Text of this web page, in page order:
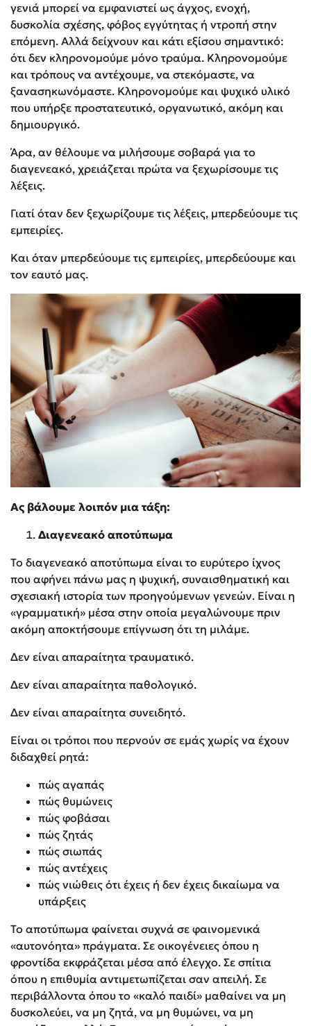
γενιά μπορεί να εμφανιστεί ως άγχος, ενοχή,
δυσκολία σχέσης, φόβος εγγύτητας ή ντροπή στην
επόμενη. Αλλά δείχνουν και κάτι εξίσου σημαντικό:
ότι δεν κληρονομούμε μόνο τραύμα. Κληρονομούμε
και τρόπους να αντέχουμε, να στεκόμαστε, να
ξανασηκωνόμαστε. Κληρονομούμε και ψυχικό υλικό
που υπήρξε προστατευτικό, οργανωτικό, ακόμη και
δημιουργικό.
Άρα, αν θέλουμε να μιλήσουμε σοβαρά για το
διαγενεακό, χρειάζεται πρώτα να ξεχωρίσουμε τις
λέξεις.
Γιατί όταν δεν ξεχωρίζουμε τις λέξεις, μπερδεύουμε τις
εμπειρίες.
Και όταν μπερδεύουμε τις εμπειρίες, μπερδεύουμε και
τον εαυτό μας.
Ας βάλουμε λοιπόν μια τάξη:
Διαγενεακό αποτύπωμα
Το διαγενεακό αποτύπωμα είναι το ευρύτερο ίχνος
που αφήνει πάνω μας η ψυχική, συναισθηματική και
σχεσιακή ιστορία των προηγούμενων γενεών. Είναι η
«γραμματική» μέσα στην οποία μεγαλώνουμε πριν
ακόμη αποκτήσουμε επίγνωση ότι τη μιλάμε.
Δεν είναι απαραίτητα τραυματικό.
Δεν είναι απαραίτητα παθολογικό.
Δεν είναι απαραίτητα συνειδητό.
Είναι οι τρόποι που περνούν σε εμάς χωρίς να έχουν
διδαχθεί ρητά:
πώς αγαπάς
πώς θυμώνεις
πώς φοβάσαι
πώς ζητάς
πώς σιωπάς
πώς αντέχεις
πώς νιώθεις ότι έχεις ή δεν έχεις δικαίωμα να
υπάρξεις
Το αποτύπωμα φαίνεται συχνά σε φαινομενικά
«αυτονόητα» πράγματα. Σε οικογένειες όπου η
φροντίδα εκφράζεται μέσα από έλεγχο. Σε σπίτια
όπου η επιθυμία αντιμετωπίζεται σαν απειλή. Σε
περιβάλλοντα όπου το «καλό παιδί» μαθαίνει να μη
δυσκολεύει, να μη ζητά, να μη θυμώνει, να μη